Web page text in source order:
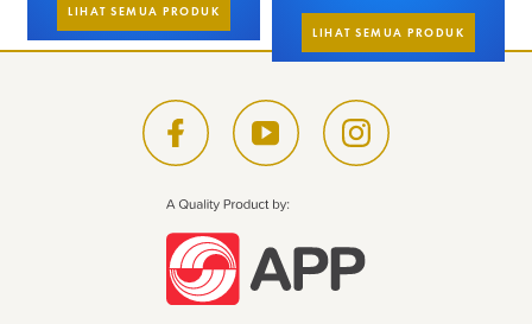
LIHAT SEMUA PRODUK
LIHAT SEMUA PRODUK